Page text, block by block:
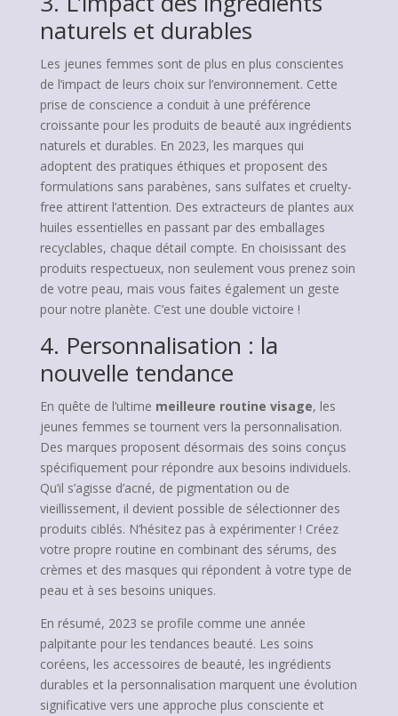
naturels et durables
Les jeunes femmes sont de plus en plus conscientes
de l’impact de leurs choix sur l’environnement. Cette
prise de conscience a conduit à une préférence
croissante pour les produits de beauté aux ingrédients
naturels et durables. En 2023, les marques qui
adoptent des pratiques éthiques et proposent des
formulations sans parabènes, sans sulfates et cruelty-
free attirent l’attention. Des extracteurs de plantes aux
huiles essentielles en passant par des emballages
recyclables, chaque détail compte. En choisissant des
produits respectueux, non seulement vous prenez soin
de votre peau, mais vous faites également un geste
pour notre planète. C’est une double victoire !
4. Personnalisation : la
nouvelle tendance
En quête de l’ultime meilleure routine visage, les
jeunes femmes se tournent vers la personnalisation.
Des marques proposent désormais des soins conçus
spécifiquement pour répondre aux besoins individuels.
Qu’il s’agisse d’acné, de pigmentation ou de
vieillissement, il devient possible de sélectionner des
produits ciblés. N’hésitez pas à expérimenter ! Créez
votre propre routine en combinant des sérums, des
crèmes et des masques qui répondent à votre type de
peau et à ses besoins uniques.
En résumé, 2023 se profile comme une année
palpitante pour les tendances beauté. Les soins
coréens, les accessoires de beauté, les ingrédients
durables et la personnalisation marquent une évolution
significative vers une approche plus consciente et